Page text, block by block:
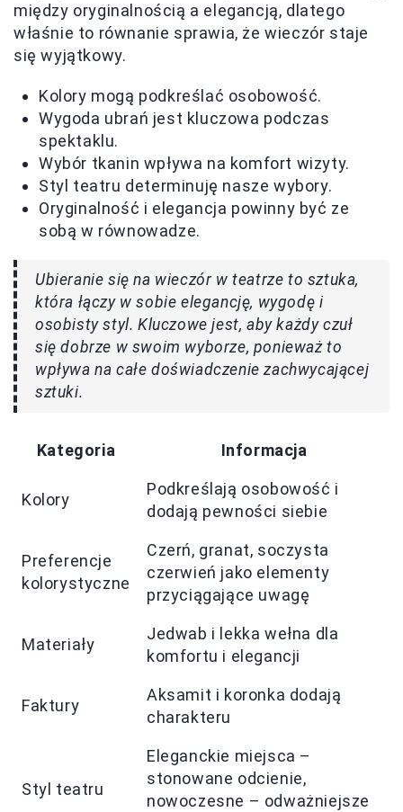
między oryginalnością a elegancją, dlatego
właśnie to równanie sprawia, że wieczór staje
się wyjątkowy.
Kolory mogą podkreślać osobowość.
Wygoda ubrań jest kluczowa podczas
spektaklu.
Wybór tkanin wpływa na komfort wizyty.
Styl teatru determinuję nasze wybory.
Oryginalność i elegancja powinny być ze
sobą w równowadze.
Ubieranie się na wieczór w teatrze to sztuka,
która łączy w sobie elegancję, wygodę i
osobisty styl. Kluczowe jest, aby każdy czuł
się dobrze w swoim wyborze, ponieważ to
wpływa na całe doświadczenie zachwycającej
sztuki.
Kategoria Informacja
Kolory
Podkreślają osobowość i
dodają pewności siebie
Preferencje
kolorystyczne
Czerń, granat, soczysta
czerwień jako elementy
przyciągające uwagę
Materiały
Jedwab i lekka wełna dla
komfortu i elegancji
Faktury
Aksamit i koronka dodają
charakteru
Styl teatru
Eleganckie miejsca –
stonowane odcienie,
nowoczesne – odważniejsze